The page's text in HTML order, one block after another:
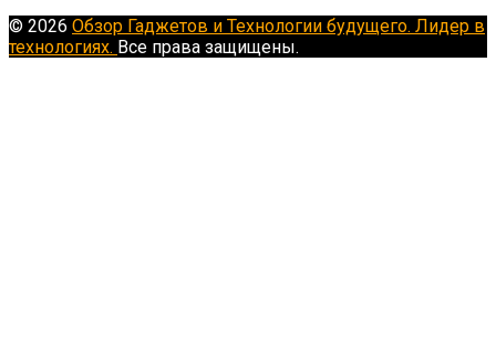
© 2026 Обзор Гаджетов и Технологии будущего. Лидер в
технологиях. Все права защищены.